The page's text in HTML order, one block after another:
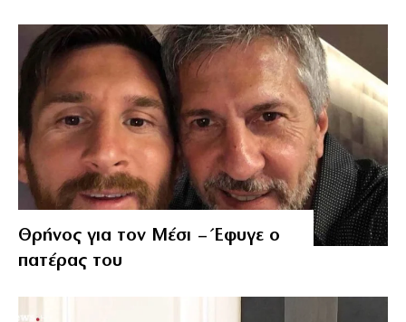
Θρήνος για τον Μέσι – Έφυγε ο
πατέρας του